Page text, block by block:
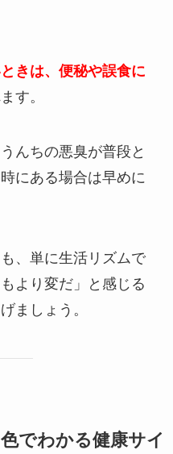
きは、便秘や誤食に
す。
んちの悪臭が普段と
にある場合は早めに
、単に生活リズムで
より変だ」と感じる
ましょう。
でわかる健康サイ